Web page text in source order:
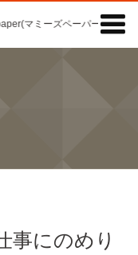
マミーズペーパー)の「記事

事にのめり